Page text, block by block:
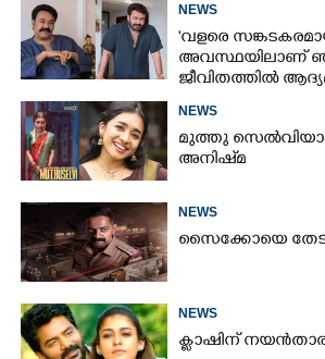
NEWS
'വളരെ
അവസ്ഥയിലാണ്
ജീവിതത്തിൽ
മോഹൻലാൽ
NEWS
മുത്തു
അനിഷ്‌മ
NEWS
സൈക്കോയെ
NEWS
ക്ലാഷിന്